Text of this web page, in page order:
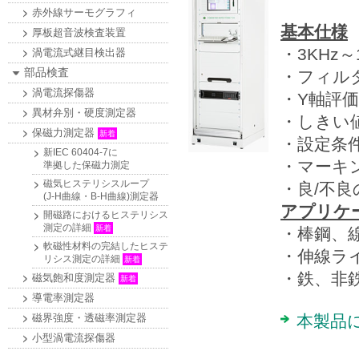
赤外線サーモグラフィ
厚板超音波検査装置
渦電流式継目検出器
部品検査
渦電流探傷器
異材弁別・硬度測定器
保磁力測定器
新着
新IEC 60404-7に
準拠した保磁力測定
磁気ヒステリシスループ
(J-H曲線・B-H曲線)測定器
開磁路におけるヒステリシス
測定の詳細 新着
軟磁性材料の完結したヒステ
リシス測定の詳細 新着
磁気飽和度測定器 新着
導電率測定器
磁界強度・透磁率測定器
小型渦電流探傷器
基本仕様
・3KHz
・フィ
・Y軸評
・しきい
・設定
・マーキ
・良/不
アプリケ
・棒鋼、
・伸線
・鉄、
本製品